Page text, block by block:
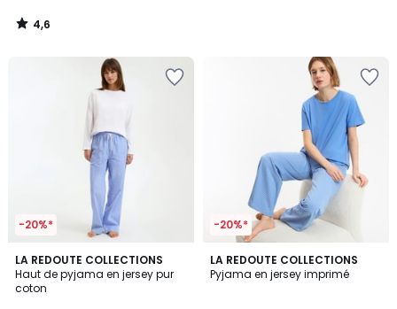
4,6
/
-20%*
LA REDOUTE COLLECTIONS
Haut de pyjama en jersey pur
coton
4
/
5
-20%*
LA REDOUTE COLLECTIONS
Pyjama en jersey imprimé
5
/
2
Couleurs